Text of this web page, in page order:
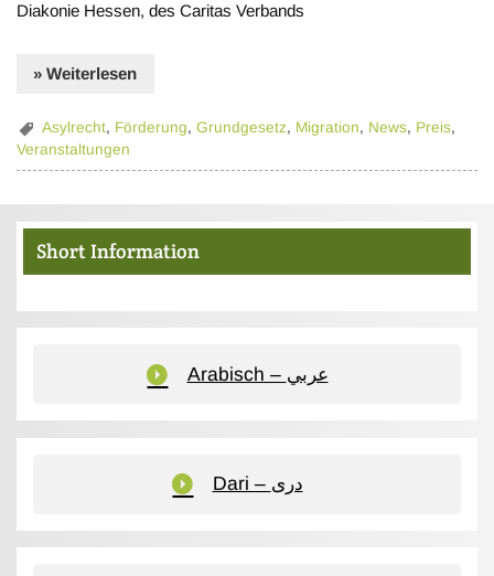
Diakonie Hessen, des Caritas Verbands
» Weiterlesen
Asylrecht, Förderung,Grundgesetz, Migration, News, Preis,
Veranstaltungen
Short Information
Arabisch – عربي
Dari – دری